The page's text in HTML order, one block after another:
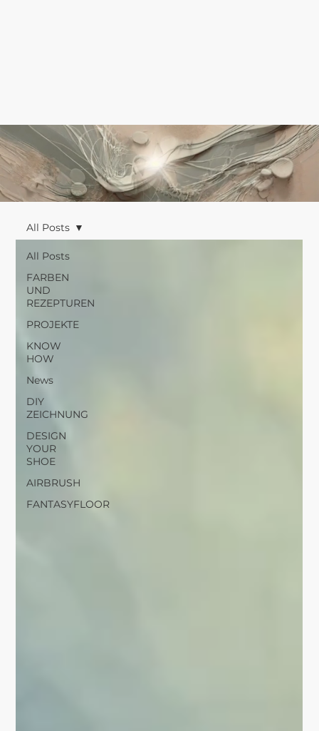
All Posts
FARBEN
UND
REZEPTUREN
PROJEKTE
KNOW
HOW
News
DIY
ZEICHNUNG
DESIGN
YOUR
SHOE
AIRBRUSH
FANTASYFLOOR
All Posts